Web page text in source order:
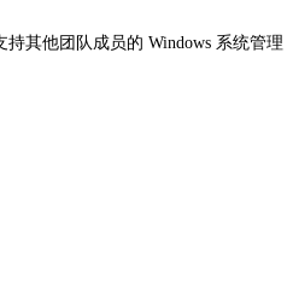
其他团队成员的 Windows 系统管理